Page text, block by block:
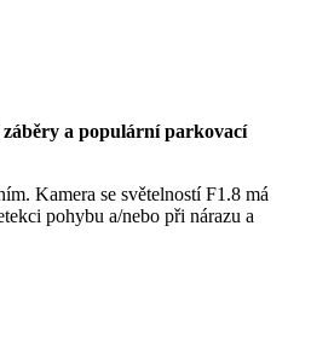
a populární parkovací
Kamera se světelností F1.8 má
pohybu a/nebo při nárazu a